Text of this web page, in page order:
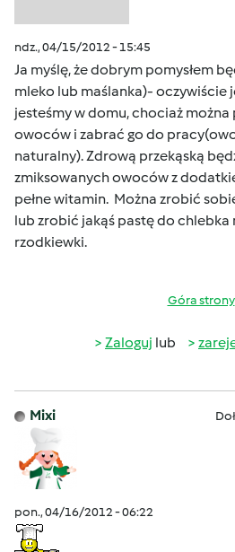
ndz., 04/15/2012 - 15:45
Ja myślę, że dobrym pomysłem
mleko lub maślanka)- oczywiście
jesteśmy w domu, chociaż
owoców i zabrać go do
naturalny). Zdrową przekąską
zmiksowanych owoców z
pełne witamin. Można zrobić
lub zrobić jakąś pastę do chlebka
rzodkiewki.
Góra strony
Zaloguj lub
Mixi
pon., 04/16/2012 - 06:22